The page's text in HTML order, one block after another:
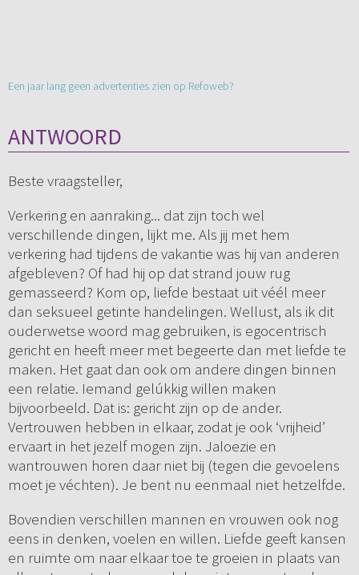
Een jaar lang geen advertenties zien op Refoweb?
ANTWOORD
Beste vraagsteller,
Verkering en aanraking... dat zijn toch wel
verschillende dingen, lijkt me. Als jij met hem
verkering had tijdens de vakantie was hij van anderen
afgebleven? Of had hij op dat strand jouw rug
gemasseerd? Kom op, liefde bestaat uit véél meer
dan seksueel getinte handelingen. Wellust, als ik dit
ouderwetse woord mag gebruiken, is egocentrisch
gericht en heeft meer met begeerte dan met liefde te
maken. Het gaat dan ook om andere dingen binnen
een relatie. Iemand gelúkkig willen maken
bijvoorbeeld. Dat is: gericht zijn op de ander.
Vertrouwen hebben in elkaar, zodat je ook ‘vrijheid’
ervaart in het jezelf mogen zijn. Jaloezie en
wantrouwen horen daar niet bij (tegen die gevoelens
moet je véchten). Je bent nu eenmaal niet hetzelfde.
Bovendien verschillen mannen en vrouwen ook nog
eens in denken, voelen en willen. Liefde geeft kansen
en ruimte om naar elkaar toe te groeien in plaats van